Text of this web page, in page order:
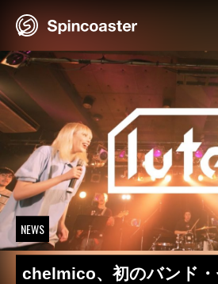
NEWS
chelmico、初のバンド